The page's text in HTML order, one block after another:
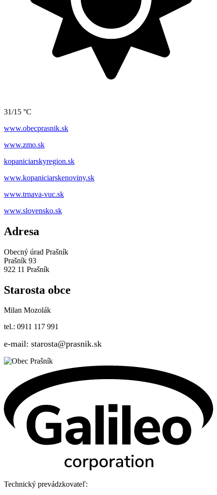
31/15 °C
www.obecprasnik.sk
www.zmo.sk
kopaniciarskyregion.sk
www.kopaniciarskenoviny.sk
www.trnava-vuc.sk
www.slovensko.sk
Adresa
Obecný úrad Prašník
Prašník 93
922 11 Prašník
Starosta obce
Milan Mozolák
tel.: 0911 117 991
e-mail: starosta@prasnik.sk
Technický prevádzkovateľ: